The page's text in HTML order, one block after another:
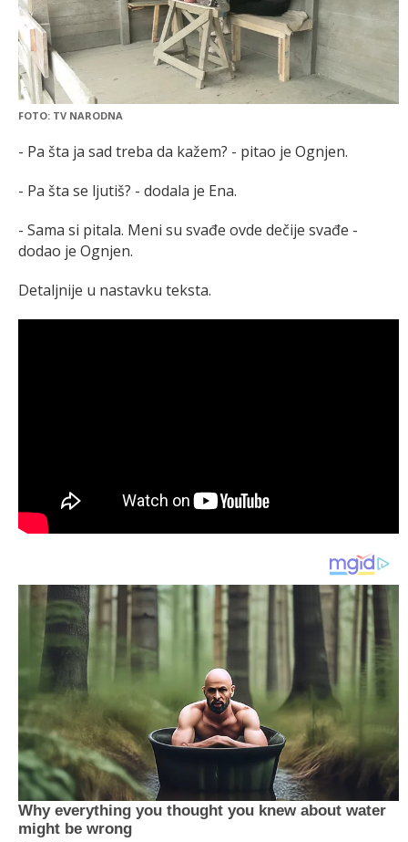
FOTO: TV NARODNA
- Pa šta ja sad treba da kažem? - pitao je Ognjen.
- Pa šta se ljutiš? - dodala je Ena.
- Sama si pitala. Meni su svađe ovde dečije svađe -
dodao je Ognjen.
Detaljnije u nastavku teksta.